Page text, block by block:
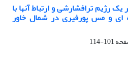
رژیم ترافشارشی و ارتباط آنها با
ای و مس پورفیری در شمال خاور
101-114